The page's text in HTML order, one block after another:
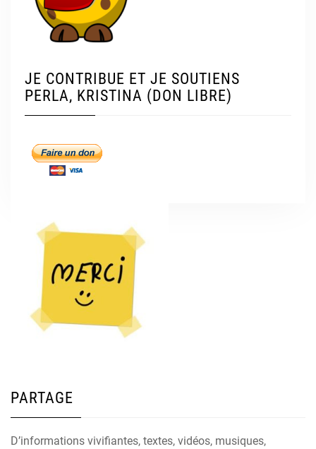
JE CONTRIBUE ET JE SOUTIENS
PERLA, KRISTINA (DON LIBRE)
PARTAGE
D’informations vivifiantes, textes, vidéos, musiques,